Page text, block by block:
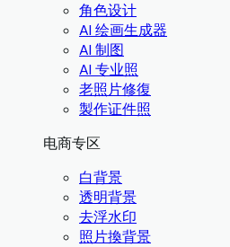
角色设计
AI 绘画生成器
AI 制图
AI 专业照
老照片修復
製作证件照
电商专区
白背景
透明背景
去浮水印
照片換背景